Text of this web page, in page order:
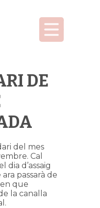
DE
del mes
Cal
dia d’assaig
passarà de
que
la canalla